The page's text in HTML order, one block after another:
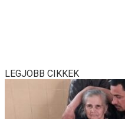
LEGJOBB CIKKEK